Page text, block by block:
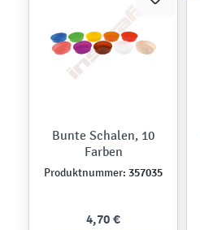
Bunte Schalen, 10
Farben
Produktnummer: 357035
4,70 €